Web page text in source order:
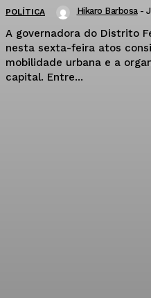
POLÍTICA Hikaro Barbosa -
A governadora do Distrito
nesta sexta-feira atos
mobilidade urbana e a
capital. Entre...